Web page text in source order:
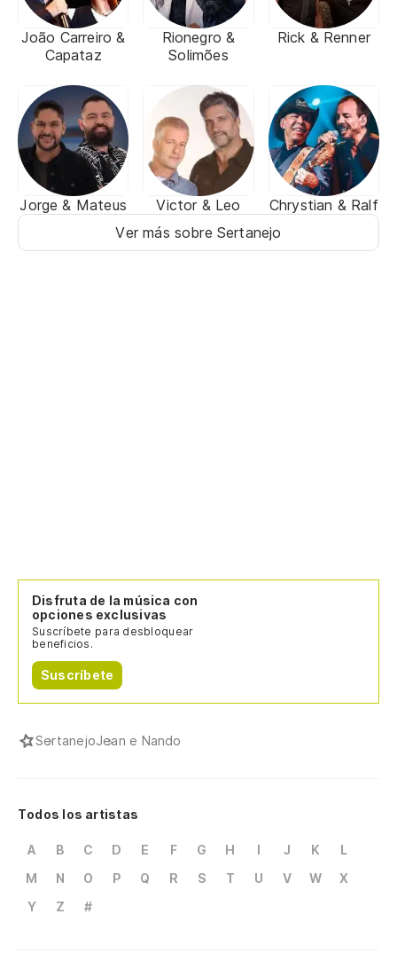
João Carreiro &
Capataz
Rionegro &
Solimões
Rick & Renner
Jorge & Mateus Victor & Leo
Chrystian & Ralf
Ver más sobre Sertanejo
Disfruta de la música con
opciones exclusivas
Suscríbete para desbloquear
beneficios.
Suscríbete
SertanejoJean e Nando
Todos los artistas
A B C D E F G H I J K
L
M
N O P Q R S T U V W
X
Y
Z #